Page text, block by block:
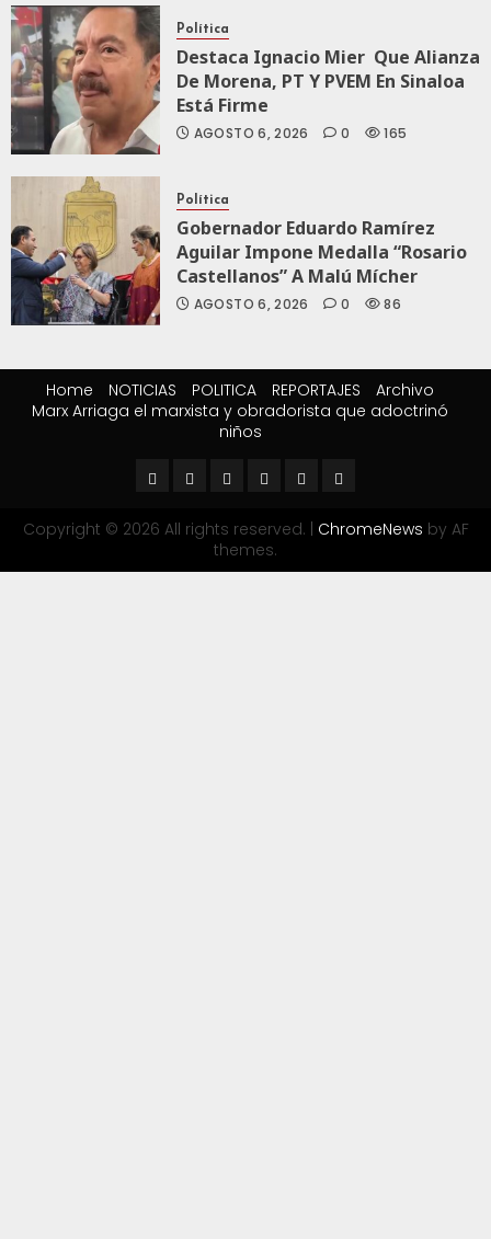
Política
Destaca Ignacio Mier Que Alianza
De Morena, PT Y PVEM En Sinaloa
Está Firme
AGOSTO 6, 2026 0 165
Política
Gobernador Eduardo Ramírez
Aguilar Impone Medalla “Rosario
Castellanos” A Malú Mícher
AGOSTO 6, 2026 0 86
Home NOTICIAS POLITICA REPORTAJES
Archivo
Marx Arriaga el marxista y obradorista que adoctrinó
niños
Copyright © 2026 All rights reserved. | ChromeNews by AF
themes.